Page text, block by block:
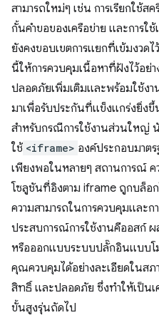
สามารถใหม่ๆ เช่น การเรียกใช้ส
กั้นคำขอของเครือข่าย และการ
ยังคงขอบเขตการแยกที่เข้มงวดไ
นี้ให้การควบคุมเนื้อหาที่ฝังไว้อย่
ปลอดภัยเพิ่มเติมและพร้อมใช้ง
มาเพื่อรับประกันที่แข็งแกร่งยิ่ง
สำหรับกรณีการใช้งานส่วนใหญ่
ใช้ <iframe> องค์ประกอบมาต
เพียงพอในหลายๆ สถานการณ์ ค
โซลูชันที่อิงตาม iframe ถูกบล็อ
ความสามารถในการควบคุมและ
ประสบการณ์การใช้งานคีออสก์
หรือออกแบบระบบปลั๊กอินแบบโ
คุณควบคุมได้อย่างละเอียดในสภ
สิทธิ์ และปลอดภัย ซึ่งทำให้เป็น
ขั้นสูงรุ่นถัดไป